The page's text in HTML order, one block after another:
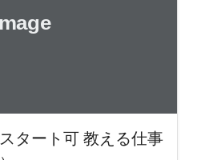
タート可 教える仕事